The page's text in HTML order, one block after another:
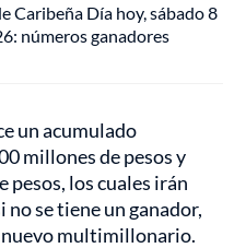
Caribeña Día hoy, sábado 8
números ganadores
un acumulado
millones de pesos y
pesos, los cuales irán
se tiene un ganador,
nuevo multimillonario.